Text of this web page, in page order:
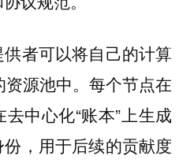
者可以将自己的计算
源池中。每个节点在
中心化“账本”上生成
，用于后续的贡献度